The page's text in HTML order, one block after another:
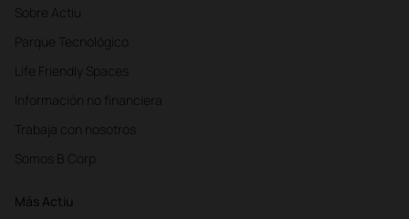
Sobre Actiu
Parque Tecnológico
Life Friendly Spaces
Información no financiera
Trabaja con nosotros
Somos B Corp
Más Actiu